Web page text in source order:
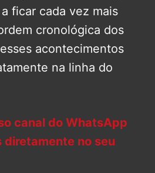
ficar cada vez mais
cronológica dos
acontecimentos
na linha do
canal do WhatsApp
diretamente no seu